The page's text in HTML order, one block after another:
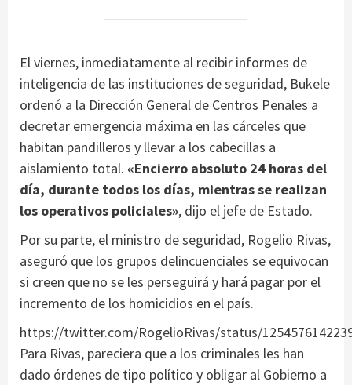
El viernes, inmediatamente al recibir informes de
inteligencia de las instituciones de seguridad, Bukele
ordenó a la Dirección General de Centros Penales a
decretar emergencia máxima en las cárceles que
habitan pandilleros y llevar a los cabecillas a
aislamiento total. «Encierro absoluto 24 horas del
día, durante todos los días, mientras se realizan
los operativos policiales», dijo el jefe de Estado.
Por su parte, el ministro de seguridad, Rogelio Rivas,
aseguró que los grupos delincuenciales se equivocan
si creen que no se les perseguirá y hará pagar por el
incremento de los homicidios en el país.
https://twitter.com/RogelioRivas/status/
Para Rivas, pareciera que a los criminales les han
dado órdenes de tipo político y obligar al Gobierno a